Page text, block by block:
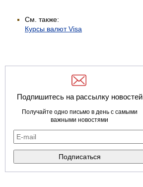
См. также:
Курсы валют Visa
Подпишитесь на рассылку новостей
Получайте одно письмо в день с самыми
важными новостями